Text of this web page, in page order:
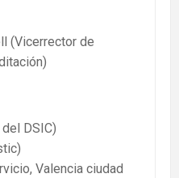
(Vicerrector de
DSIC)
Valencia ciudad